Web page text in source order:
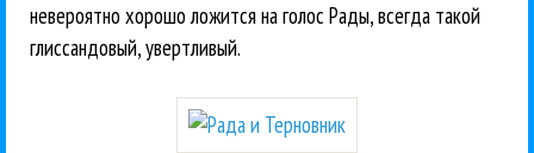
невероятно хорошо ложится на голос Рады, всегда такой
глиссандовый, увертливый.